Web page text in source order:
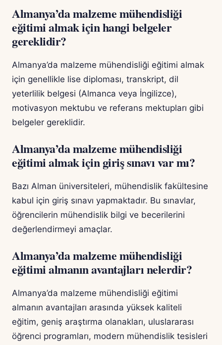
Almanya’da malzeme mühendisliği
eğitimi almak için hangi belgeler
gereklidir?
Almanya’da malzeme mühendisliği eğitimi almak
için genellikle lise diploması, transkript, dil
yeterlilik belgesi (Almanca veya İngilizce),
motivasyon mektubu ve referans mektupları gibi
belgeler gereklidir.
Almanya’da malzeme mühendisliği
eğitimi almak için giriş sınavı var mı?
Bazı Alman üniversiteleri, mühendislik fakültesine
kabul için giriş sınavı yapmaktadır. Bu sınavlar,
öğrencilerin mühendislik bilgi ve becerilerini
değerlendirmeyi amaçlar.
Almanya’da malzeme mühendisliği
eğitimi almanın avantajları nelerdir?
Almanya’da malzeme mühendisliği eğitimi
almanın avantajları arasında yüksek kaliteli
eğitim, geniş araştırma olanakları, uluslararası
öğrenci programları, modern mühendislik tesisleri